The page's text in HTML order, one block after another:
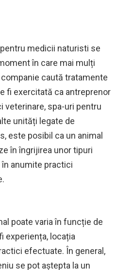
medicii naturisti se
în care mai mulți
caută tratamente
fi exercitată ca antreprenor
veterinare, spa-uri pentru
unități legate de
este posibil ca un animal
în îngrijirea unor tipuri
anumite practici
poate varia în funcție de
experiența, locația
efectuate. În general,
se pot aștepta la un